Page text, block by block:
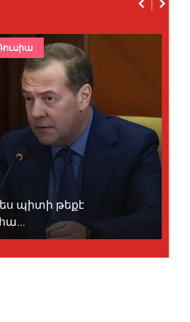
պիտի թեքէ